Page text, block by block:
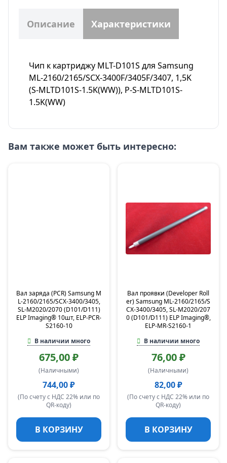
Описание Характеристики
Чип к картриджу MLT-D101S для Samsung
ML-2160/2165/SCX-3400F/3405F/3407, 1,5K
(S-MLTD101S-1.5K(WW)), P-S-MLTD101S-
1.5K(WW)
Вам также может быть интересно:
Вал заряда (PCR) Samsung M
L-2160/2165/SCX-3400/3405,
SL-M2020/2070 (D101/D111)
ELP Imaging® 10шт, ELP-PCR-
S2160-10
В наличии много
675,00 ₽
(Наличными)
744,00 ₽
(По счету с НДС 22% или по
QR-коду)
В КОРЗИНУ
Вал проявки (Developer Roll
er) Samsung ML-2160/2165/S
CX-3400/3405, SL-M2020/207
0 (D101/D111) ELP Imaging®,
ELP-MR-S2160-1
В наличии много
76,00 ₽
(Наличными)
82,00 ₽
(По счету с НДС 22% или по
QR-коду)
В КОРЗИНУ